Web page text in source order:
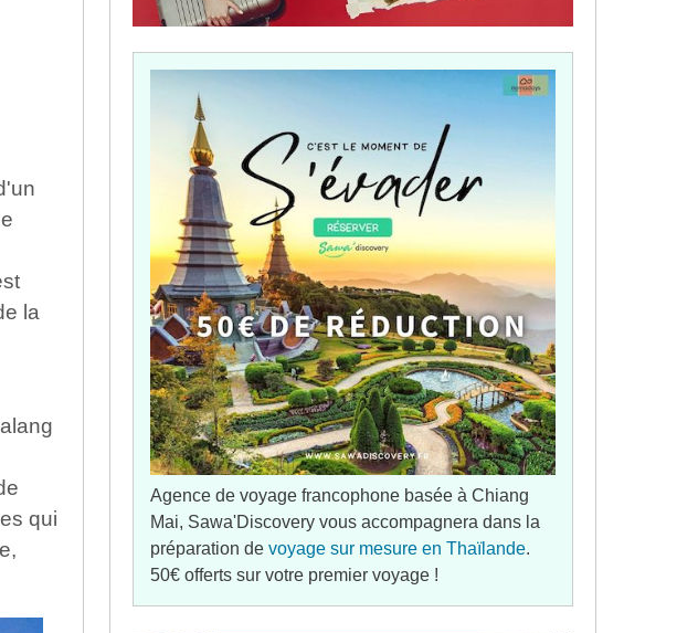
la
qui
Agence de voyage francophone basée à Chiang
Mai, Sawa'Discovery vous accompagnera dans la
préparation devoyage sur mesure en Thaïlande.
50€ offerts sur votre premier voyage !